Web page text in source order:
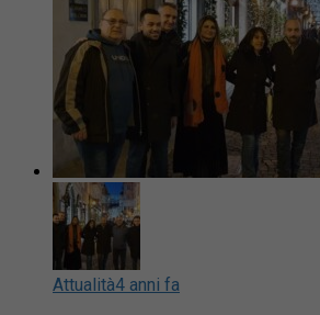
Attualità4 anni fa